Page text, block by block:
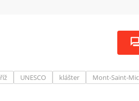
UNESCO klášter Mont-Saint-